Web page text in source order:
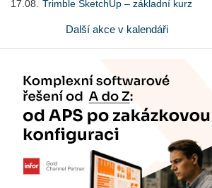
17.08.
Trimble SketchUp – základní kurz
Další akce v kalendáři